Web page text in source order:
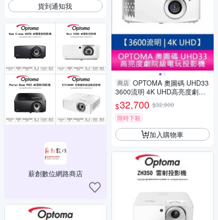
貨到通知我
薪創數位網路商店
商店 OPTOMA 奧圖碼 UHD33
3600流明 4K UHD高亮度劇院
級電玩投影機 原廠三年保固
$32,700 $32,900
限時下殺
加入購物車